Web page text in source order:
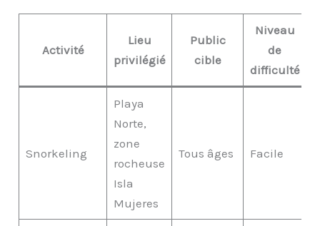
Activité
Lieu
privilégié
Public
cible
Niveau
de
difficulté
Snorkeling
Playa
Norte,
zone
rocheuse
Isla
Mujeres
Tous âges Facile